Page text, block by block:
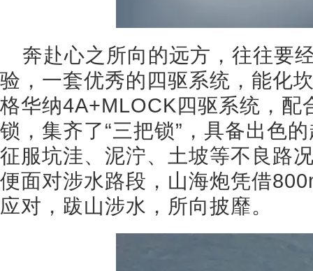
奔赴心之所向的远方，往往要
验，一套优秀的四驱系统，能化
格华纳4A+MLOCK四驱系统，配
锁，集齐了“三把锁”，具备出色
征服坑洼、泥泞、土坡等不良路
便面对涉水路段，山海炮凭借
应对，跋山涉水，所向披靡。